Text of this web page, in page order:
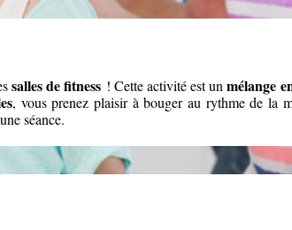
salles de fitness ! Cette activité est unmélange
, vous prenez plaisir à bouger au rythme de la
séance.